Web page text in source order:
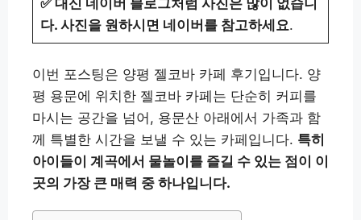
다. 사진을 원하시면 네이버를 참고하세요.
이번 포스팅은 양평 젤코바 카페 후기입니다. 양
평 용문에 위치한 젤코바 카페는 단순히 커피를
마시는 공간을 넘어, 용문산 아래에서 가족과 함
께 특별한 시간을 보낼 수 있는 카페입니다. 특히
아이들이 계곡에서 물놀이를 즐길 수 있는 점이 이
곳의 가장 큰 매력 중 하나입니다.